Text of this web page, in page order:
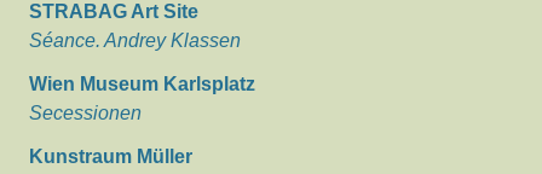
STRABAG Art Site
Séance. Andrey Klassen
Wien Museum Karlsplatz
Secessionen
Kunstraum Müller